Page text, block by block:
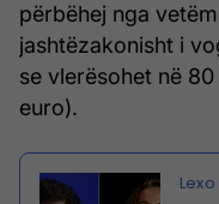
përbëhej nga
jashtëzakonisht i
se vlerësohet në
euro).